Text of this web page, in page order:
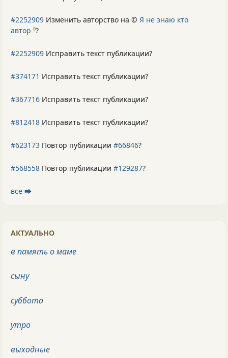
#2252909 Изменить авторство на © Я не знаю кто
автор 0?
#2252909 Исправить текст публикации?
#374171 Исправить текст публикации?
#367716 Исправить текст публикации?
#812418 Исправить текст публикации?
#623173 Повтор публикации #66846?
#568558 Повтор публикации #129287?
все ⮕
АКТУАЛЬНО
в память о маме
сыну
суббота
утро
выходные